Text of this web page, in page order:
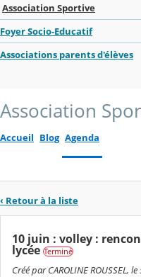
Association Sportive
Foyer Socio-Educatif
Associations parents d'élèves
Association
Accueil Blog Agenda
‹ Retour à la liste
10 juin : volley :
lycée Terminé
Créé par CAROLINE ROUSSEL,